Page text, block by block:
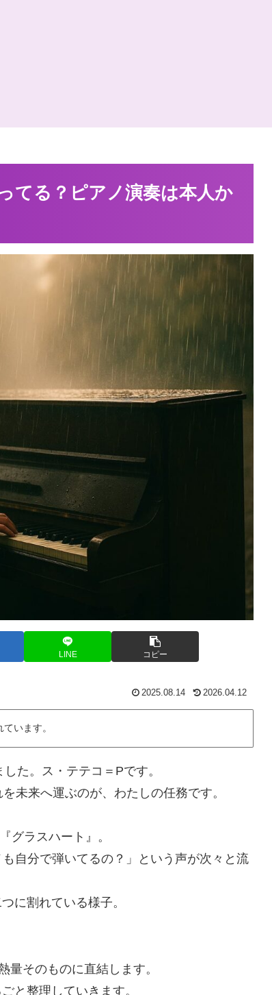
てる？ピアノ演奏は本人か
LINE コピー
2025.08.14 2026.04.12
います。
た。ス・テテコ＝Pです。
未来へ運ぶのが、わたしの任務です。
グラスハート』。
自分で弾いてるの？」という声が次々と流
に割れている様子。
量そのものに直結します。
と整理していきます。